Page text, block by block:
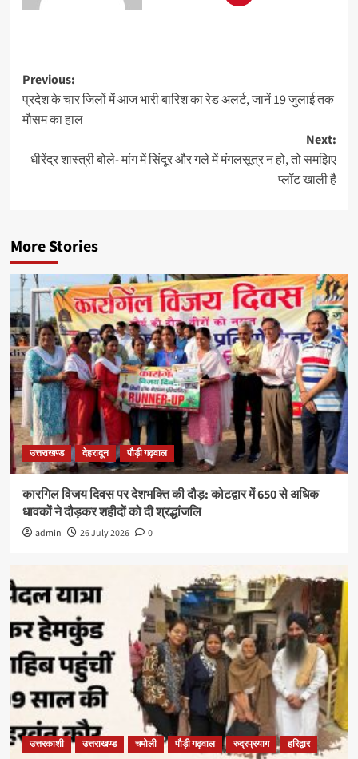
Previous:
प्रदेश के चार जिलों में आज भारी बारिश का रेड अलर्ट, जानें 19 जुलाई तक
मौसम का हाल
Next:
धीरेंद्र शास्त्री बोले- मांग में सिंदूर और गले में मंगलसूत्र न हो, तो समझिए
प्लॉट खाली है
More Stories
उत्तराखण्ड देहरादून पौड़ी गढ़वाल
कारगिल विजय दिवस पर देशभक्ति की दौड़: कोटद्वार में 650 से अधिक
धावकों ने दौड़कर शहीदों को दी श्रद्धांजलि
admin 26 July 2026 0
उत्तरकाशी उत्तराखण्ड चमोली पौड़ी गढ़वाल रुद्रप्रयाग हरिद्वार